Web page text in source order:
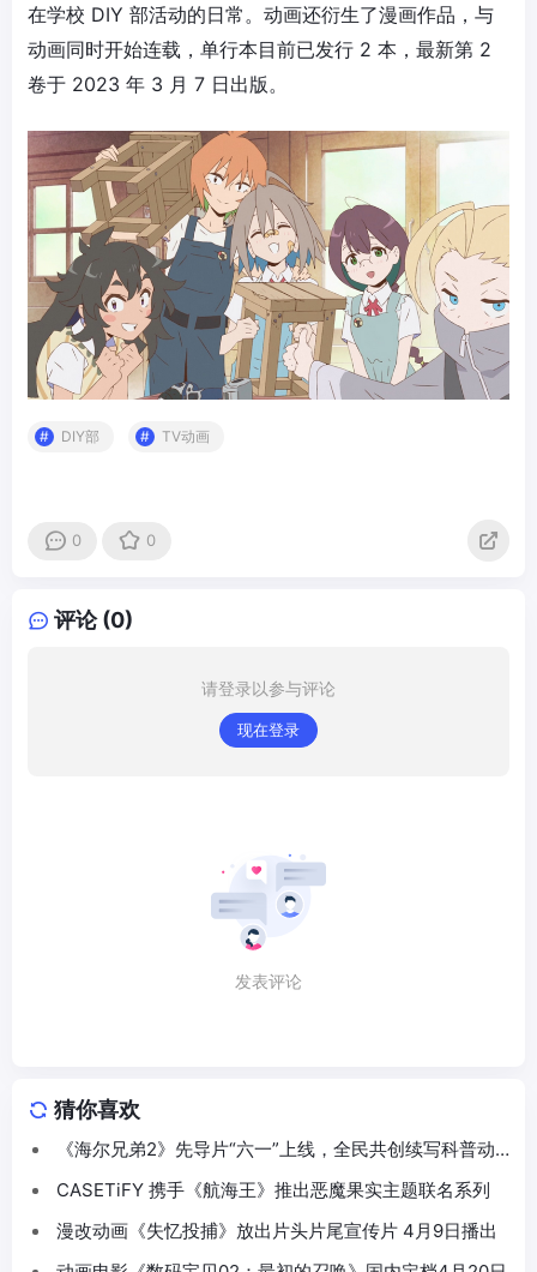
在学校 DIY 部活动的日常。动画还衍生了漫画作品，与
动画同时开始连载，单行本目前已发行 2 本，最新第 2
卷于 2023 年 3 月 7 日出版。
DIY部 TV动画
0 0
评论 (0)
请登录以参与评论
现在登录
发表评论
猜你喜欢
《海尔兄弟2》先导片“六一”上线，全民共创续写科普动
CASETiFY 携手《航海王》推出恶魔果实主题联名系列
漫改动画《失忆投捕》放出片头片尾宣传片 4月9日播出